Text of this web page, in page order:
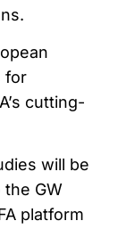
for
cutting-
will be
GW
platform